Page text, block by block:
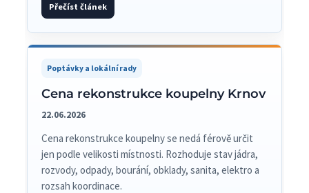
Přečíst článek
Poptávky a lokální rady
Cena rekonstrukce koupelny Krnov
22.06.2026
Cena rekonstrukce koupelny se nedá férově určit
jen podle velikosti místnosti. Rozhoduje stav jádra,
rozvody, odpady, bourání, obklady, sanita, elektro a
rozsah koordinace.